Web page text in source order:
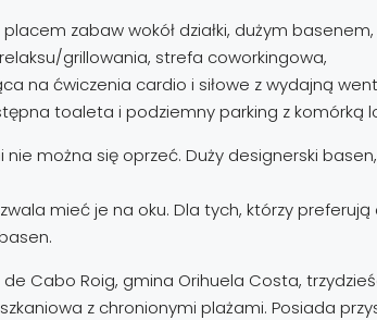
zabaw wokół działki, dużym basenem,
grillowania, strefa coworkingowa,
na ćwiczenia cardio i siłowe z wydajną
toaleta i podziemny parking z komórką
można się oprzeć. Duży designerski
mieć je na oku. Dla tych, którzy
de Cabo Roig, gmina Orihuela Costa,
z chronionymi plażami. Posiada